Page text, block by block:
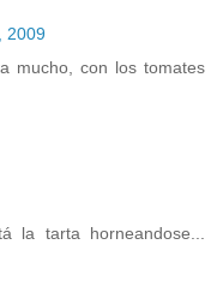
2009
mucho, con los tomates
la tarta horneandose...